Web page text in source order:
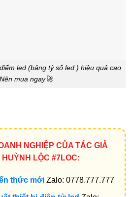
led (bảng tỷ số led ) hiệu quả cao
mua ngay🚀
NGHIỆP CỦA TÁC GIẢ
HUỲNH LỘC #7LOC:
thức mới Zalo: 0778.777.777